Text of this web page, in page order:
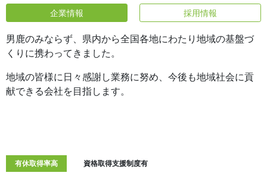
企業情報 採用情報
男鹿のみならず、県内から全国各地にわたり地域の基盤づ
くりに携わってきました。
地域の皆様に日々感謝し業務に努め、今後も地域社会に貢
献できる会社を目指します。
有休取得率高 資格取得支援制度有